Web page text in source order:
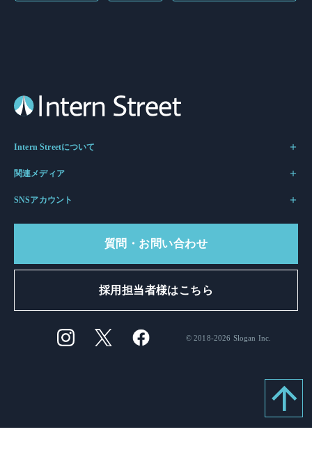
Intern Streetについて
関連メディア
SNSアカウント
質問・お問い合わせ
採用担当者様はこちら
© 2018-2026 Slogan Inc.